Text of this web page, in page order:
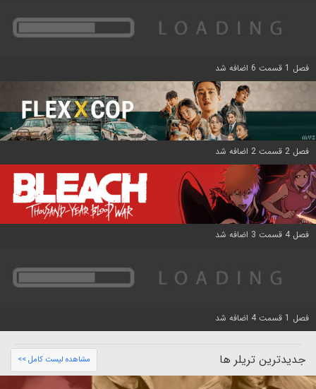
فصل 1 قسمت 6 اضافه شد
فصل 2 قسمت 2 اضافه شد
فصل 4 قسمت 3 اضافه شد
فصل 1 قسمت 4 اضافه شد
جدیدترین تریلر ها مشاهده لیست کامل >>